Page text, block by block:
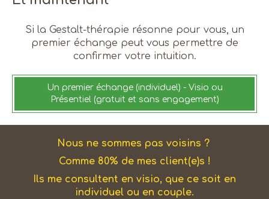
Si la Gestalt-thérapie résonne pour vous, un
premier échange peut vous permettre de
confirmer votre intuition.
Un premier échange (individuel) - Visio ou
Présentiel (gratuit et sans engagement)
Nous ne sommes pas voisins ?
Comme 80% de mes client(e)s !
Ils me consultent en visio, que ce soit en
individuel ou en couple.